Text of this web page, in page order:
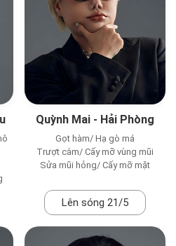
Quỳnh Mai - Hải Phòng
Gọt hàm/ Hạ gò má
Trượt cằm/ Cấy mỡ vùng mũi
Sửa mũi hỏng/ Cấy mỡ mặt
Lên sóng 21/5